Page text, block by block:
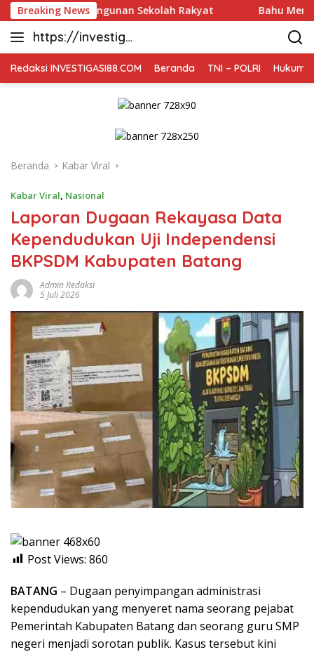
Langsung
ke
konten
Breaking NewsSekolah Rakyat Bahu Membahu Demi
https://investiga
si88.com
Redaksi INVESTIGASI88.COM Beranda TNI – POLRI Hukum
Beranda Kabar Viral
Kabar Viral Nasional
Laporan Dugaan Rekayasa Data
Kependudukan Uji Independensi
BKPSDM Kabupaten Batang
Admin Redaksi
5 Juli 2026
Post Views: 860
BATANG – Dugaan penyimpangan administrasi
kependudukan yang menyeret nama seorang pejabat
Pemerintah Kabupaten Batang dan seorang guru SMP
negeri menjadi sorotan publik. Kasus tersebut kini